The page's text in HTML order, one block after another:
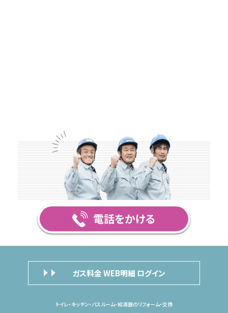
ガス料金 WEB明細 ログイン
トイレ・キッチン・バスルーム・給湯器のリフォーム・交換